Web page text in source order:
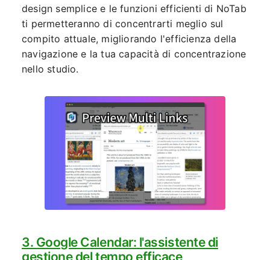
design semplice e le funzioni efficienti di NoTab
ti permetteranno di concentrarti meglio sul
compito attuale, migliorando l'efficienza della
navigazione e la tua capacità di concentrazione
nello studio.
3. Google Calendar: l'assistente di
gestione del tempo efficace